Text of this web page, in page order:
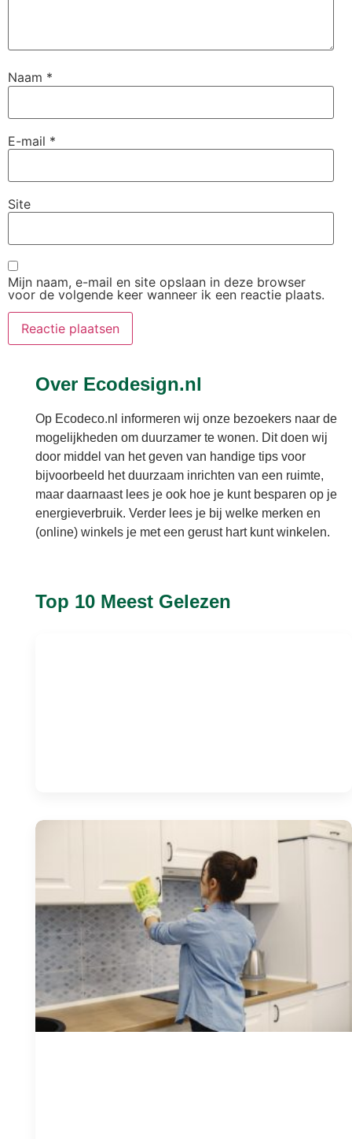
Naam *
E-mail *
Site
Mijn naam, e-mail en site opslaan in deze browser
voor de volgende keer wanneer ik een reactie plaats.
Over Ecodesign.nl
Op Ecodeco.nl informeren wij onze bezoekers naar de
mogelijkheden om duurzamer te wonen. Dit doen wij
door middel van het geven van handige tips voor
bijvoorbeeld het duurzaam inrichten van een ruimte,
maar daarnaast lees je ook hoe je kunt besparen op je
energieverbruik. Verder lees je bij welke merken en
(online) winkels je met een gerust hart kunt winkelen.
Top 10 Meest Gelezen